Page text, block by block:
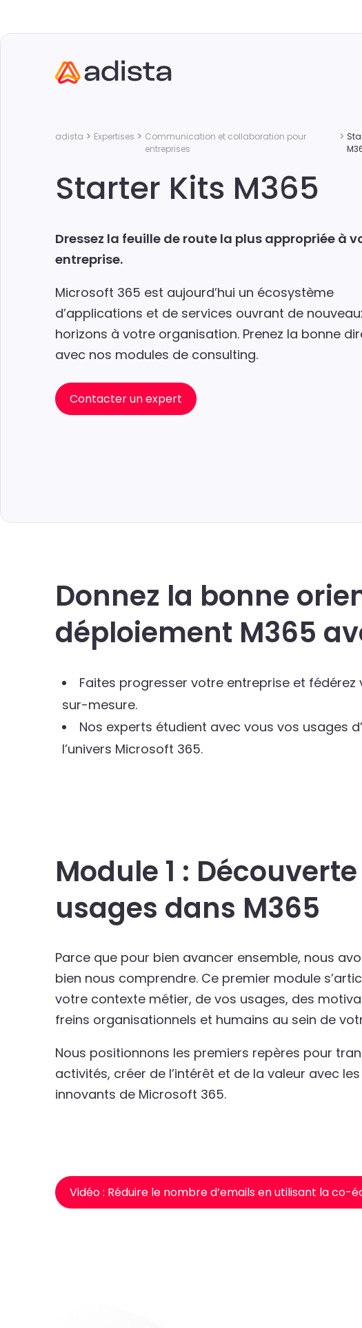
adista Expertises
Communication et collaboration pour
entreprises
Starter Kits M365
Dressez la feuille de route la plus appropriée à
entreprise.
Microsoft 365 est aujourd’hui un écosystème
d’applications et de services ouvrant de
horizons à votre organisation. Prenez la bonne
avec nos modules de consulting.
Contacter un expert
Donnez la bonne
déploiement M365
Faites progresser votre entreprise et
sur-mesure.
Nos experts étudient avec vous vos usages
l’univers Microsoft 365.
Module 1 :
usages dans M365
Parce que pour bien avancer ensemble, nous
bien nous comprendre. Ce premier module
votre contexte métier, de vos usages, des
freins organisationnels et humains au sein de
Nous positionnons les premiers repères pour
activités, créer de l’intérêt et de la valeur avec
innovants de Microsoft 365.
Vidéo : Réduire le nombre d’emails en utilisant la co-